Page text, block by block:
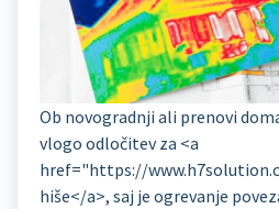
Ob novogradnji ali prenovi
vlogo odločitev za <a
href="https://
hiše</a>, saj je ogrevanje